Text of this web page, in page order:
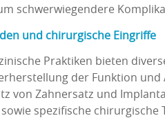
schwerwiegendere
und chirurgische Eingriffe
Praktiken bieten
der Funktion und
von Zahnersatz und
spezifische chirurgische